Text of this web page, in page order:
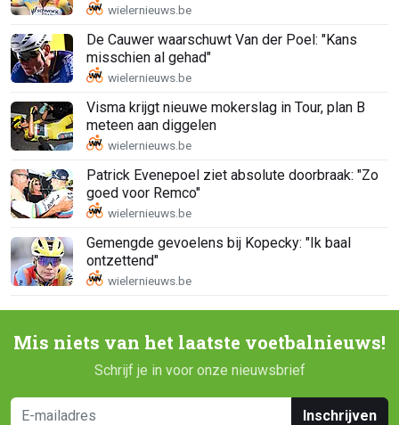
De Cauwer waarschuwt Van der Poel: "Kans
misschien al gehad"
Visma krijgt nieuwe mokerslag in Tour, plan B
meteen aan diggelen
Patrick Evenepoel ziet absolute doorbraak: "Zo
goed voor Remco"
Gemengde gevoelens bij Kopecky: "Ik baal
ontzettend"
Mis niets van het laatste voetbalnieuws!
Schrijf je in voor onze nieuwsbrief
Inschrijven